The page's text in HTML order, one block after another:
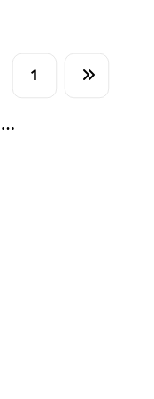
1
…